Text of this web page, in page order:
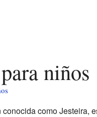
para niños
como Jesteira,